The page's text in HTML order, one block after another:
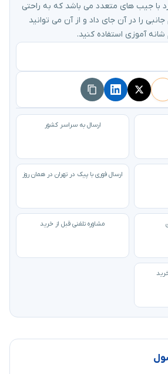
با جیب های متعدد می باشد که به راحتی
را در آن جای داد و از آن می توانید
آموزی استفاده کنید.
ارسال به سراسر کشور
ارسال فوری با پیک در تهران در همان روز
مشاوره تلفنی قبل از خرید